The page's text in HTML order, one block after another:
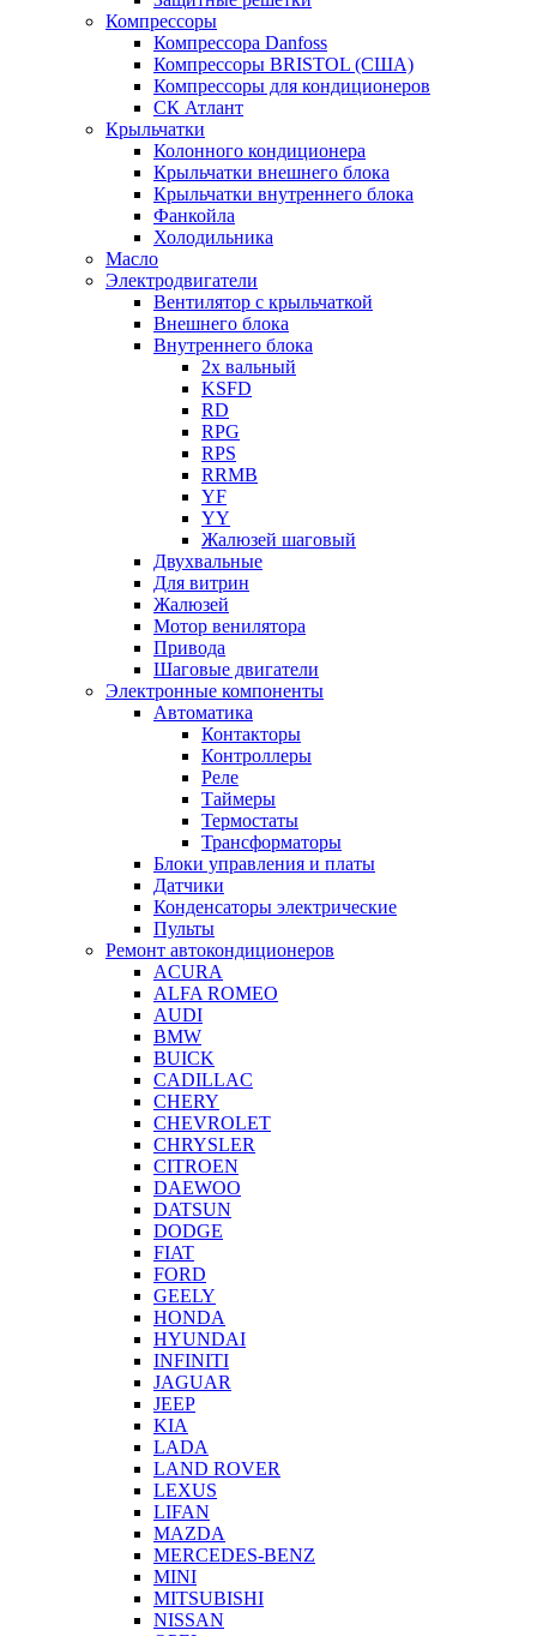
Компрессоры
Компрессора Danfoss
Компрессоры BRISTOL (США)
Компрессоры для кондиционеров
СК Атлант
Крыльчатки
Колонного кондиционера
Крыльчатки внешнего блока
Крыльчатки внутреннего блока
Фанкойла
Холодильника
Масло
Электродвигатели
Вентилятор с крыльчаткой
Внешнего блока
Внутреннего блока
2х вальный
KSFD
RD
RPG
RPS
RRMB
YF
YY
Жалюзей шаговый
Двухвальные
Для витрин
Жалюзей
Мотор венилятора
Привода
Шаговые двигатели
Электронные компоненты
Автоматика
Контакторы
Контроллеры
Реле
Таймеры
Термостаты
Трансформаторы
Блоки управления и платы
Датчики
Конденсаторы электрические
Пульты
Ремонт автокондиционеров
ACURA
ALFA ROMEO
AUDI
BMW
BUICK
CADILLAC
CHERY
CHEVROLET
CHRYSLER
CITROEN
DAEWOO
DATSUN
DODGE
FIAT
FORD
GEELY
HONDA
HYUNDAI
INFINITI
JAGUAR
JEEP
KIA
LADA
LAND ROVER
LEXUS
LIFAN
MAZDA
MERCEDES-BENZ
MINI
MITSUBISHI
NISSAN